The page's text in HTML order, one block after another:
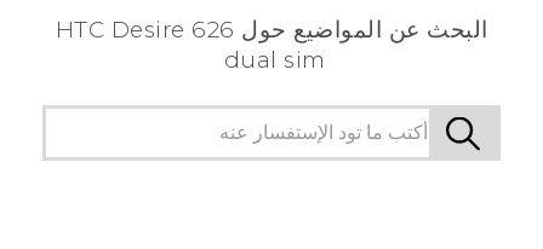
البحث عن المواضيع حول HTC Desire 626
dual sim